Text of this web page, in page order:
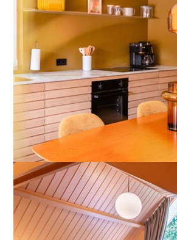
Domburg